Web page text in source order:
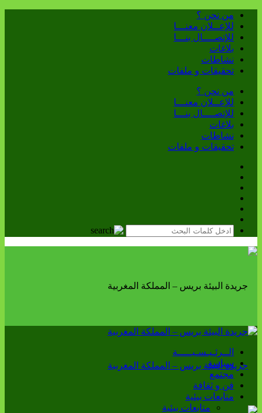
من نحن ؟
للإعــلان معنـــا
للإتصــــال بنـــا
بلاغات
نشاطات
تحقيقات و ملفات
من نحن ؟
للإعــلان معنـــا
للإتصــــال بنـــا
بلاغات
نشاطات
تحقيقات و ملفات
الــرئـيـسـيـــــة
سياسة
مجتمع
فن و ثقافة
متابعات بيئية
متابعات بيئية